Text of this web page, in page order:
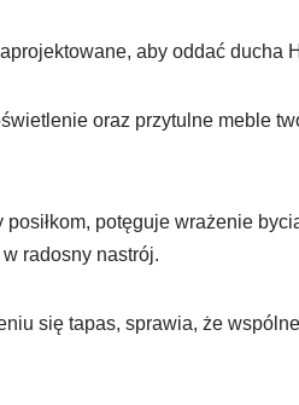
aby oddać ducha
oraz przytulne meble
potęguje wrażenie
radosny nastrój.
się tapas, sprawia, że